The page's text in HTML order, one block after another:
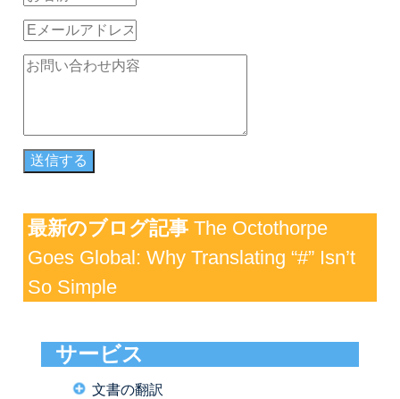
最新のブログ記事 The Octothorpe
Goes Global: Why Translating “#” Isn’t
So Simple
サービス
文書の翻訳